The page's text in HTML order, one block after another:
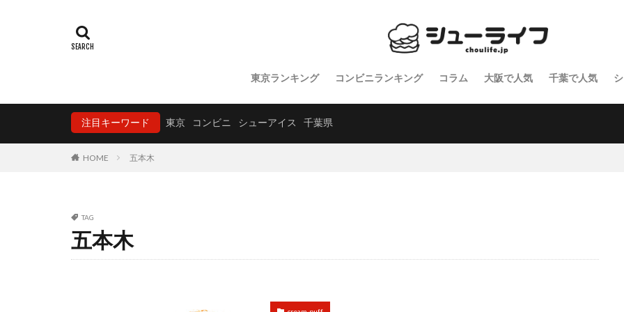
東京ランキング コンビニランキング コラム 大阪で人気 千葉で人気
注目キーワード 東京 コンビニ シューアイス 千葉県
HOME 五本木
TAG
五本木